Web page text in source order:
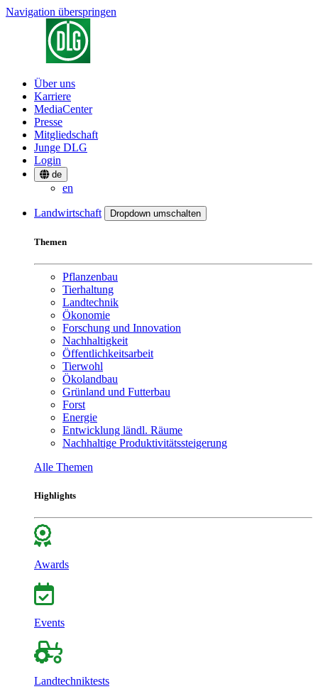
Navigation überspringen
Über uns
Karriere
MediaCenter
Presse
Mitgliedschaft
Junge DLG
Login
de
en
Landwirtschaft Dropdown umschalten
Themen
Pflanzenbau
Tierhaltung
Landtechnik
Ökonomie
Forschung und Innovation
Nachhaltigkeit
Öffentlichkeitsarbeit
Tierwohl
Ökolandbau
Grünland und Futterbau
Forst
Energie
Entwicklung ländl. Räume
Nachhaltige Produktivitätssteigerung
Alle Themen
Highlights
Awards
Events
Landtechniktests